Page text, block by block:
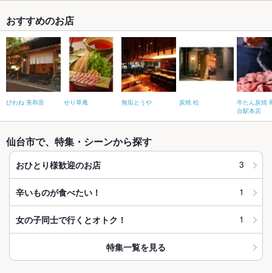
おすすめのお店
びわね 美和音 せり草庵 無垢とうや 炭焼 松
牛たん炭焼
台駅本店
仙台市で、特集・シーンから探す
おひとり様歓迎のお店 3
辛いものが食べたい！ 1
女の子同士で行くとオトク！ 1
特集一覧を見る